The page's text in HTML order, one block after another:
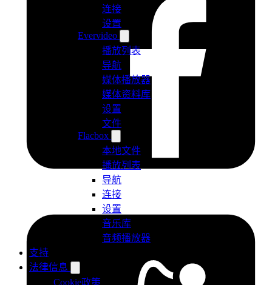
连接
设置
Evervideo
播放列表
导航
媒体播放器
媒体资料库
设置
文件
Flacbox
本地文件
播放列表
导航
连接
设置
音乐库
音频播放器
支持
法律信息
Cookie政策